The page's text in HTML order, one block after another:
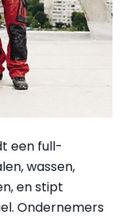
een full-
wassen,
en stipt
Ondernemers